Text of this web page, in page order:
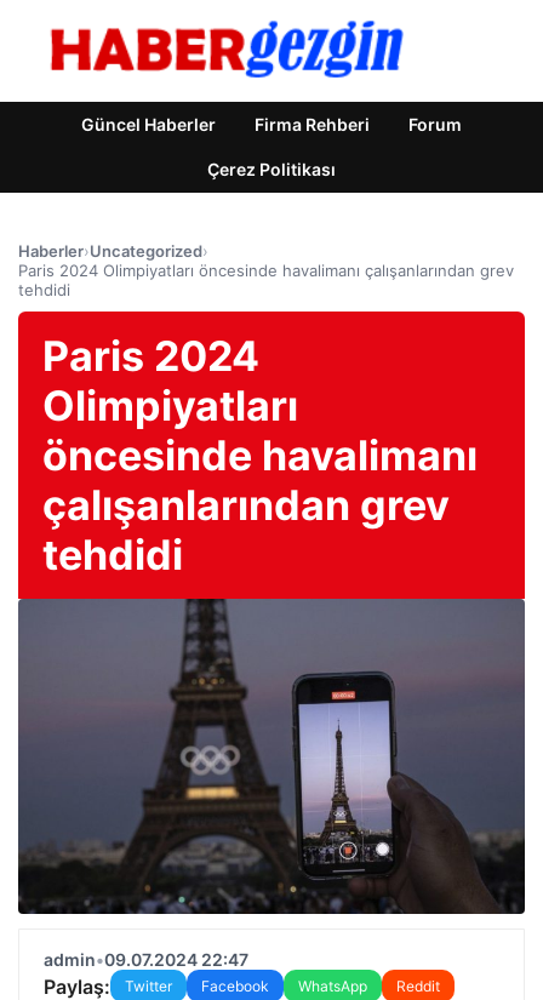
Güncel Haberler Firma Rehberi Forum
Çerez Politikası
Haberler›Uncategorized›
Paris 2024 Olimpiyatları öncesinde havalimanı çalışanlarından grev
tehdidi
Paris 2024
Olimpiyatları
öncesinde havalimanı
çalışanlarından grev
tehdidi
admin•09.07.2024 22:47
Paylaş: Twitter Facebook WhatsApp
Reddit